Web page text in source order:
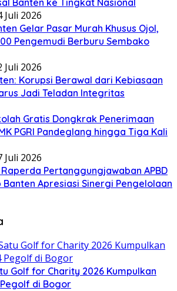
Juli 2026
Gelar Pasar Murah Khusus Ojol,
Pengemudi Berburu Sembako
Juli 2026
Korupsi Berawal dari Kebiasaan
Jadi Teladan Integritas
Gratis Dongkrak Penerimaan
PGRI Pandeglang hingga Tiga Kali
Juli 2026
Raperda Pertanggungjawaban APBD
Banten Apresiasi Sinergi Pengelolaan
Golf for Charity 2026 Kumpulkan
Pegolf di Bogor